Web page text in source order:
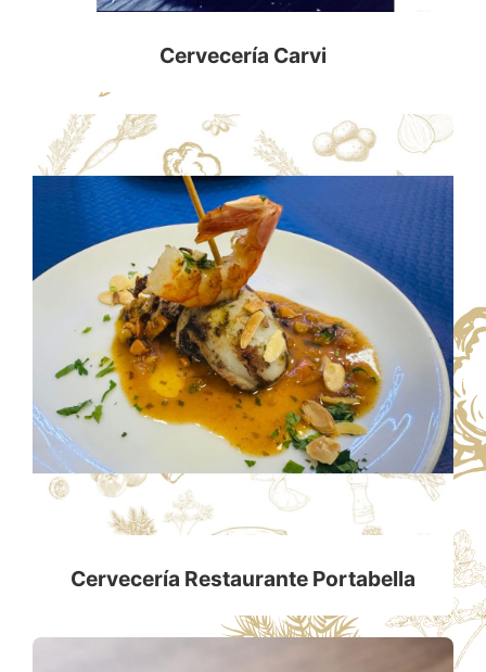
Cervecería Carvi
Cervecería Restaurante Portabella